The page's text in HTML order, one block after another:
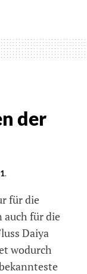
der
.
für die
auch für die
Daiya
wodurch